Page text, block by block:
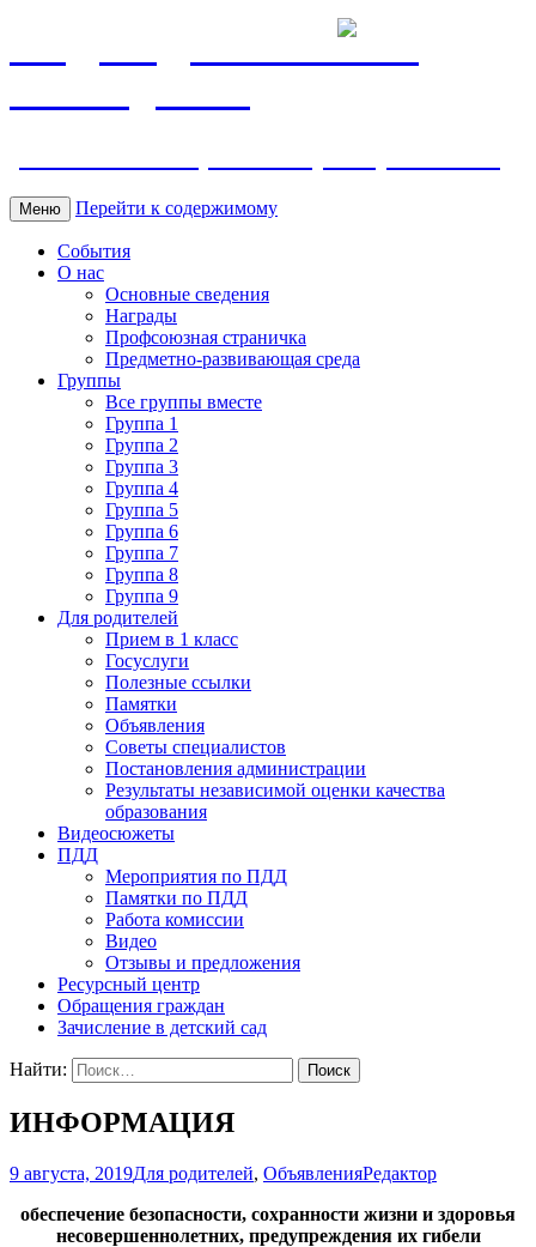
МБДОУ ДС "Калинка"
Меню Перейти к содержимому
События
О нас
Основные сведения
Награды
Профсоюзная страничка
Предметно-развивающая среда
Группы
Все группы вместе
Группа 1
Группа 2
Группа 3
Группа 4
Группа 5
Группа 6
Группа 7
Группа 8
Группа 9
Для родителей
Прием в 1 класс
Госуслуги
Полезные ссылки
Памятки
Объявления
Советы специалистов
Постановления администрации
Результаты независимой оценки качества
образования
Видеосюжеты
ПДД
Мероприятия по ПДД
Памятки по ПДД
Работа комиссии
Видео
Отзывы и предложения
Ресурсный центр
Обращения граждан
Зачисление в детский сад
Найти:
ИНФОРМАЦИЯ
9 августа, 2019Для родителей, ОбъявленияРедактор
обеспечение безопасности, сохранности жизни и здоровья
несовершеннолетних, предупреждения их гибели